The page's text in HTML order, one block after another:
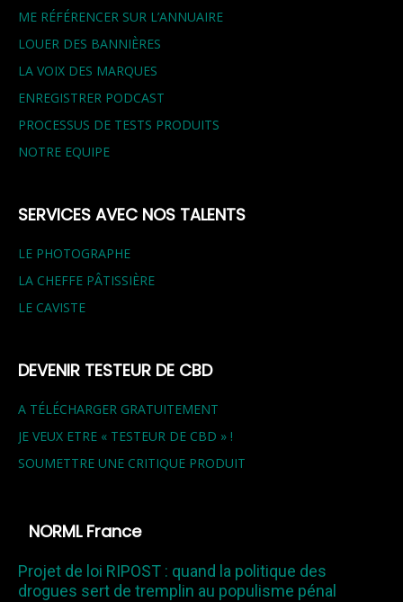
ME RÉFÉRENCER SUR L’ANNUAIRE
LOUER DES BANNIÈRES
LA VOIX DES MARQUES
ENREGISTRER PODCAST
PROCESSUS DE TESTS PRODUITS
NOTRE EQUIPE
SERVICES AVEC NOS TALENTS
LE PHOTOGRAPHE
LA CHEFFE PÂTISSIÈRE
LE CAVISTE
DEVENIR TESTEUR DE CBD
A TÉLÉCHARGER GRATUITEMENT
JE VEUX ETRE « TESTEUR DE CBD » !
SOUMETTRE UNE CRITIQUE PRODUIT
NORML France
Projet de loi RIPOST : quand la politique des
drogues sert de tremplin au populisme pénal